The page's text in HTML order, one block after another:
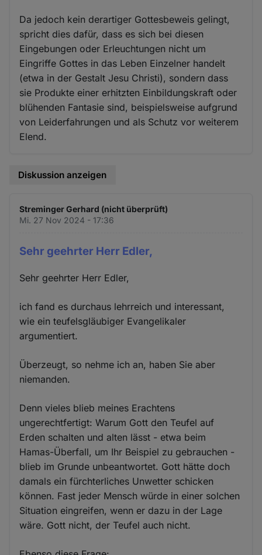
Da jedoch kein derartiger Gottesbeweis gelingt,
spricht dies dafür, dass es sich bei diesen
Eingebungen oder Erleuchtungen nicht um
Eingriffe Gottes in das Leben Einzelner handelt
(etwa in der Gestalt Jesu Christi), sondern dass
sie Produkte einer erhitzten Einbildungskraft oder
blühenden Fantasie sind, beispielsweise aufgrund
von Leiderfahrungen und als Schutz vor weiterem
Elend.
Diskussion anzeigen
Streminger Gerhard (nicht überprüft)
Mi. 27 Nov 2024 - 17:36
Sehr geehrter Herr Edler,
Sehr geehrter Herr Edler,
ich fand es durchaus lehrreich und interessant,
wie ein teufelsgläubiger Evangelikaler
argumentiert.
Überzeugt, so nehme ich an, haben Sie aber
niemanden.
Denn vieles blieb meines Erachtens
ungerechtfertigt: Warum Gott den Teufel auf
Erden schalten und alten lässt - etwa beim
Hamas-Überfall, um Ihr Beispiel zu gebrauchen -
blieb im Grunde unbeantwortet. Gott hätte doch
damals ein fürchterliches Unwetter schicken
können. Fast jeder Mensch würde in einer solchen
Situation eingreifen, wenn er dazu in der Lage
wäre. Gott nicht, der Teufel auch nicht.